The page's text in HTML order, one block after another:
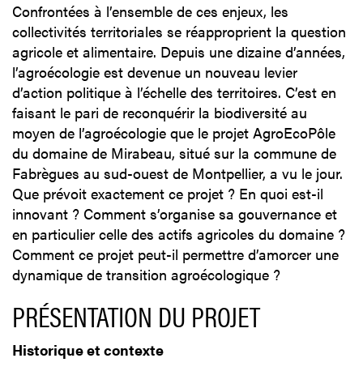
Confrontées à l’ensemble de ces enjeux, les
collectivités territoriales se réapproprient la question
agricole et alimentaire. Depuis une dizaine d’années,
l’agroécologie est devenue un nouveau levier
d’action politique à l’échelle des territoires. C’est en
faisant le pari de reconquérir la biodiversité au
moyen de l’agroécologie que le projet AgroEcoPôle
du domaine de Mirabeau, situé sur la commune de
Fabrègues au sud-ouest de Montpellier, a vu le jour.
Que prévoit exactement ce projet ? En quoi est-il
innovant ? Comment s’organise sa gouvernance et
en particulier celle des actifs agricoles du domaine ?
Comment ce projet peut-il permettre d’amorcer une
dynamique de transition agroécologique ?
PRÉSENTATION DU PROJET
Historique et contexte